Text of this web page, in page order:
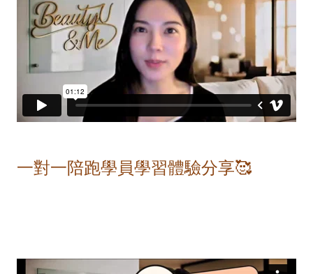
一對一陪跑學員學習體驗分享🥰